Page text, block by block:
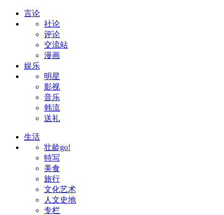
言论
社论
评论
交流站
漫画
娱乐
明星
影视
音乐
韩流
送礼
生活
壮龄go!
特写
美食
旅行
文化艺术
人文史地
专栏